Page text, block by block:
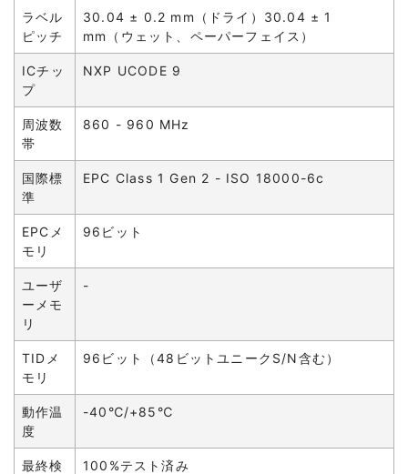
ラベル
ピッチ
30.04 ± 0.2 mm（ドライ）30.04 ± 1
mm（ウェット、ペーパーフェイス）
ICチッ
プ
NXP UCODE 9
周波数
帯
860 - 960 MHz
国際標
準
EPC Class 1 Gen 2 - ISO 18000-6c
EPCメ
モリ
96ビット
ユーザ
ーメモ
リ
-
TIDメ
モリ
96ビット（48ビットユニークS/N含む）
動作温
度
-40℃/+85℃
最終検
100%テスト済み